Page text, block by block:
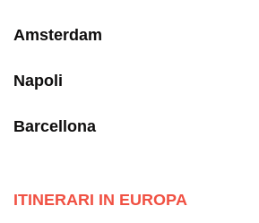
Amsterdam
Napoli
Barcellona
ITINERARI IN EUROPA